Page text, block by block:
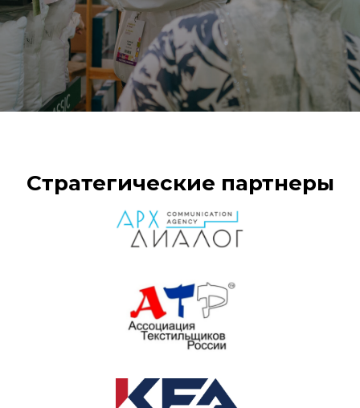
Стратегические партнеры